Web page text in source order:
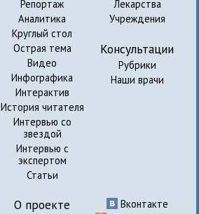
Репортаж
Аналитика
Круглый стол
Острая тема
Видео
Инфографика
Интерактив
История читателя
Интервью со
звездой
Интервью с
экспертом
Статьи
Лекарства
Учреждения
Консультации
Рубрики
Наши врачи
О проекте
Вконтакте